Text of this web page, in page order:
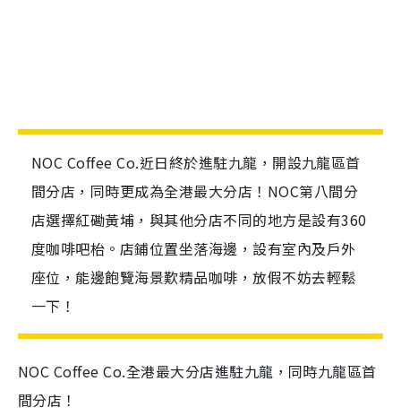
NOC Coffee Co.近日終於進駐九龍，開設九龍區首
間分店，同時更成為全港最大分店！NOC第八間分
店選擇紅磡黃埔，與其他分店不同的地方是設有360
度咖啡吧枱。店鋪位置坐落海邊，設有室內及戶外
座位，能邊飽覽海景歎精品咖啡，放假不妨去輕鬆
一下！
NOC Coffee Co.全港最大分店進駐九龍，同時九龍區首
間分店！